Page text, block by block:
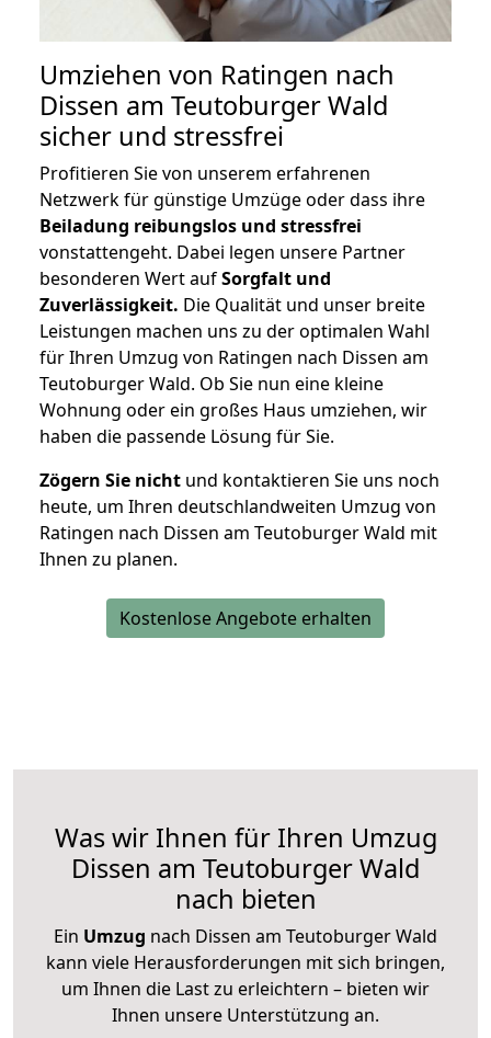
Umziehen von Ratingen nach
Dissen am Teutoburger Wald
sicher und stressfrei
Profitieren Sie von unserem erfahrenen
Netzwerk für günstige Umzüge oder dass ihre
Beiladung reibungslos und stressfrei
vonstattengeht. Dabei legen unsere Partner
besonderen Wert aufSorgfalt und
Zuverlässigkeit. Die Qualität und unser breite
Leistungen machen uns zu der optimalen Wahl
für Ihren Umzug von Ratingen nach Dissen am
Teutoburger Wald. Ob Sie nun eine kleine
Wohnung oder ein großes Haus umziehen, wir
haben die passende Lösung für Sie.
Zögern Sie nicht und kontaktieren Sie uns noch
heute, um Ihren deutschlandweiten Umzug von
Ratingen nach Dissen am Teutoburger Wald mit
Ihnen zu planen.
Kostenlose Angebote erhalten
Was wir Ihnen für Ihren Umzug
Dissen am Teutoburger Wald
nach bieten
Ein Umzug nach Dissen am Teutoburger Wald
kann viele Herausforderungen mit sich bringen,
um Ihnen die Last zu erleichtern – bieten wir
Ihnen unsere Unterstützung an.